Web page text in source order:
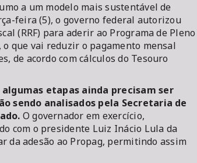
a um modelo mais sustentável de
feira (5), o governo federal autorizou
(RRF) para aderir ao Programa de Pleno
o que vai reduzir o pagamento mensal
de acordo com cálculos do Tesouro
etapas ainda precisam ser
sendo analisados pela Secretaria de
O governador em exercício,
com o presidente Luiz Inácio Lula da
da adesão ao Propag, permitindo assim